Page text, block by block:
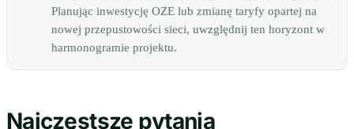
Planując inwestycję OZE lub zmianę taryfy opartej na
nowej przepustowości sieci, uwzględnij ten horyzont w
harmonogramie projektu.
Najczęstsze pytania